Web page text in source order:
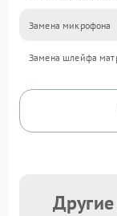
Замена микрофона
Замена шлейфа